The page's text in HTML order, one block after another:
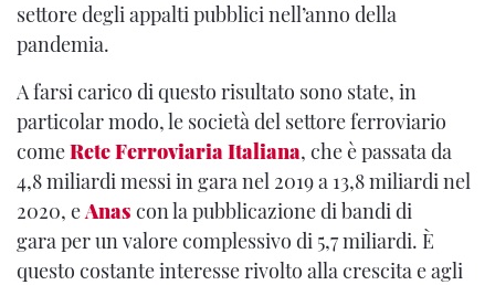
settore degli appalti pubblici nell’anno della
pandemia.
A farsi carico di questo risultato sono state, in
particolar modo, le società del settore ferroviario
comeRete Ferroviaria Italiana, che è passata da
4,8 miliardi messi in gara nel 2019 a 13,8 miliardi nel
2020, eAnas con la pubblicazione di bandi di
gara per un valore complessivo di 5,7 miliardi. È
questo costante interesse rivolto alla crescita e agli